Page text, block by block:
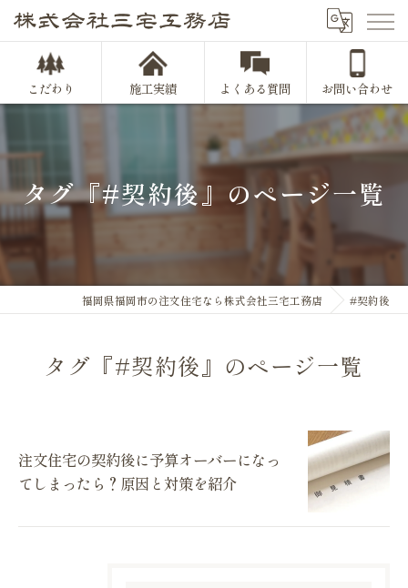
こだわり 施工実績 よくある質問 お問い合わせ
タグ『#契約後』のページ一覧
福岡県福岡市の注文住宅なら株式会社三宅工務店 #契約後
タグ『#契約後』のページ一覧
注文住宅の契約後に予算オーバーになっ
てしまったら？原因と対策を紹介